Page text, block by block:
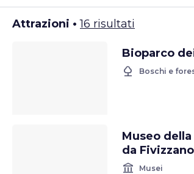
Attrazioni •16 risultati
Bioparco
nature Boschi e
Museo
da
account_balance Musei